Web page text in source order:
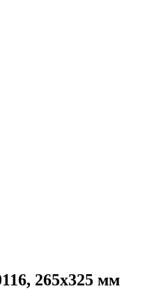
265х325 мм